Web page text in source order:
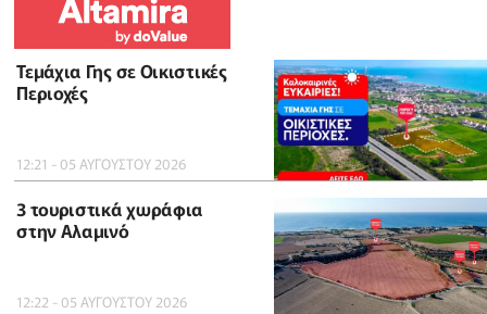
Τεμάχια Γης σε Οικιστικές
Περιοχές
12:21 - 05 ΑΥΓΟΥΣΤΟΥ 2026
3 τουριστικά χωράφια
στην Αλαμινό
12:22 - 05 ΑΥΓΟΥΣΤΟΥ 2026